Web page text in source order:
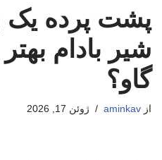
پشت پرده یک
شیر بادام
گاو؟
از aminkav ژوئن 17, 2026